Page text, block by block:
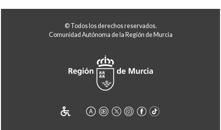
© Todos los derechos reservados.
Comunidad Autónoma de la Región de Murcia